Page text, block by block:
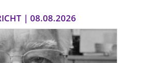
| 08.08.2026